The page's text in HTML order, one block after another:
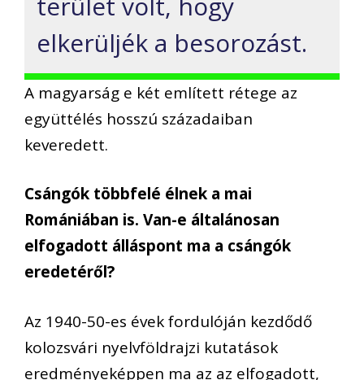
elkerüljék a besorozást.
A magyarság e két említett rétege az
együttélés hosszú századaiban
keveredett.
Csángók többfelé élnek a mai
Romániában is. Van-e általánosan
elfogadott álláspont ma a csángók
eredetéről?
Az 1940-50-es évek fordulóján kezdődő
kolozsvári nyelvföldrajzi kutatások
eredményeképpen ma az az elfogadott,